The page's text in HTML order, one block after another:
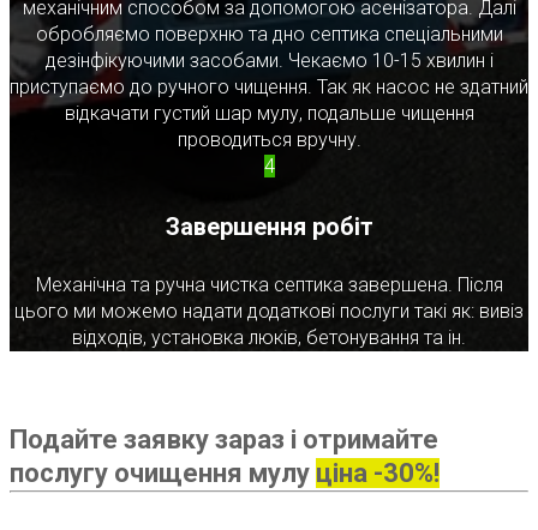
механічним способом за допомогою асенізатора. Далі
обробляємо поверхню та дно септика спеціальними
дезінфікуючими засобами. Чекаємо 10-15 хвилин і
приступаємо до ручного чищення. Так як насос не здатний
відкачати густий шар мулу, подальше чищення
проводиться вручну.
4
Завершення робіт
Механічна та ручна чистка септика завершена. Після
цього ми можемо надати додаткові послуги такі як: вивіз
відходів, установка люків, бетонування та ін.
Подайте заявку зараз і отримайте
послугу очищення мулу ціна -30%!